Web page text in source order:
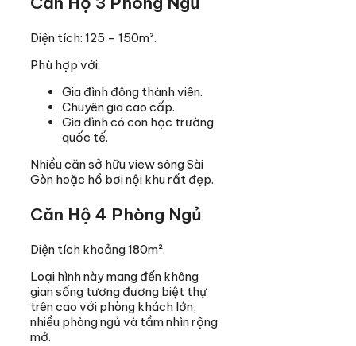
Diện tích: 125 – 150m².
Phù hợp với:
Gia đình đông thành viên.
Chuyên gia cao cấp.
Gia đình có con học trường
quốc tế.
Nhiều căn sở hữu view sông Sài
Gòn hoặc hồ bơi nội khu rất đẹp.
Căn Hộ 4 Phòng Ngủ
Diện tích khoảng 180m².
Loại hình này mang đến không
gian sống tương đương biệt thự
trên cao với phòng khách lớn,
nhiều phòng ngủ và tầm nhìn rộng
mở.